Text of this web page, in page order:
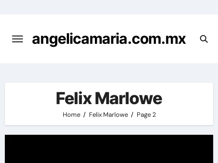
content
angelicamaria.com.mx
Felix Marlowe
Home Felix Marlowe Page 2